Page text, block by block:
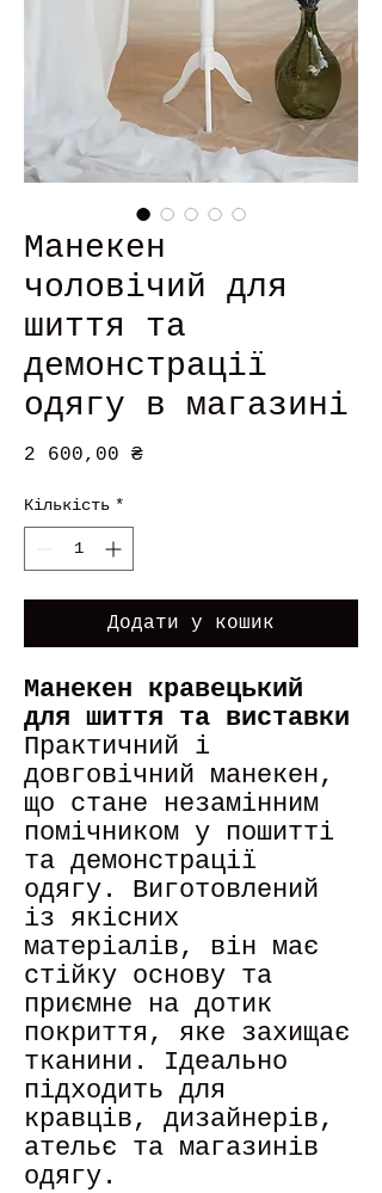
Манекен
чоловічий для
шиття та
демонстрації
одягу в магазині
2 600,00 ₴Ціна
Кількість *
Додати у кошик
Манекен кравецький
для шиття та виставки
Практичний і
довговічний манекен,
що стане незамінним
помічником у пошитті
та демонстрації
одягу. Виготовлений
із якісних
матеріалів, він має
стійку основу та
приємне на дотик
покриття, яке захищає
тканини. Ідеально
підходить для
кравців, дизайнерів,
ательє та магазинів
одягу.